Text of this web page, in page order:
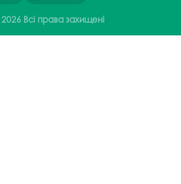
2026 Всі права захищені